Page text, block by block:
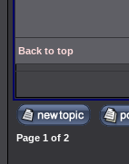
Back to top
Page 1 of 2